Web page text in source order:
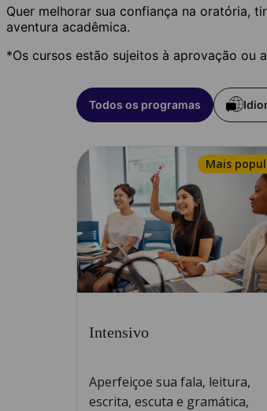
Quer melhorar sua confiança na oratória,
aventura acadêmica.
*Os cursos estão sujeitos à aprovação ou
Todos os programas
Mais
Intensivo
Aperfeiçoe sua fala, leitura,
escrita, escuta e gramática,